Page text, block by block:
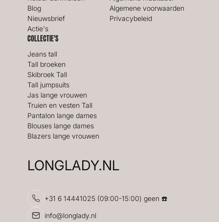
Blog
Nieuwsbrief
Actie's
Algemene voorwaarden
Privacybeleid
COLLECTIE'S
Jeans tall
Tall broeken
Skibroek Tall
Tall jumpsuits
Jas lange vrouwen
Truien en vesten Tall
Pantalon lange dames
Blouses lange dames
Blazers lange vrouwen
LONGLADY.NL
+31 6 14441025 (09:00-15:00) geen ☎️
info@longlady.nl